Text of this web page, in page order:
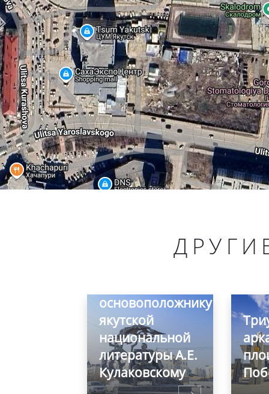
основоположнику
якутской
национальной
литературы А.Е.
Кулаковскому